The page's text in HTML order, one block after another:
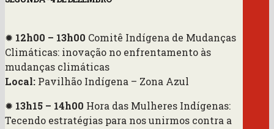
✹ 12h00 – 13h00 Comitê Indígena de Mudanças
Climáticas: inovação no enfrentamento às
mudanças climáticas
Local: Pavilhão Indígena – Zona Azul
✹ 13h15 – 14h00 Hora das Mulheres Indígenas:
Tecendo estratégias para nos unirmos contra a